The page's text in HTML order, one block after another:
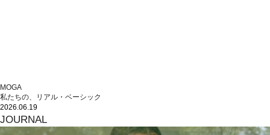
MOGA
私たちの、リアル・ベーシック
2026.06.19
JOURNAL